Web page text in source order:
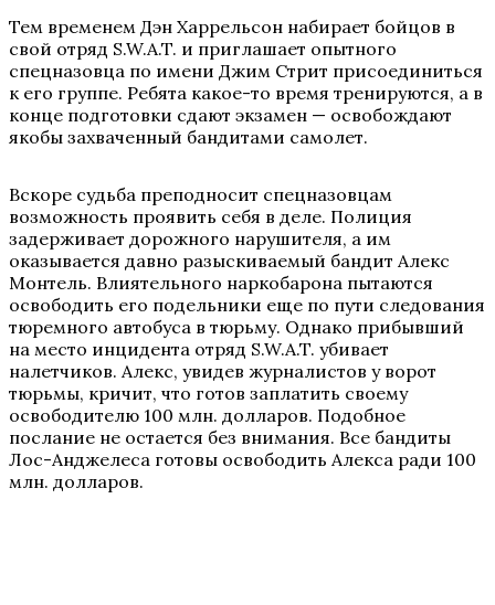
Тем временем Дэн Харрельсон набирает бойцов в
свой отряд S.W.A.T. и приглашает опытного
спецназовца по имени Джим Стрит присоединиться
к его группе. Ребята какое-то время тренируются, а в
конце подготовки сдают экзамен — освобождают
якобы захваченный бандитами самолет.
Вскоре судьба преподносит спецназовцам
возможность проявить себя в деле. Полиция
задерживает дорожного нарушителя, а им
оказывается давно разыскиваемый бандит Алекс
Монтель. Влиятельного наркобарона пытаются
освободить его подельники еще по пути следования
тюремного автобуса в тюрьму. Однако прибывший
на место инцидента отряд S.W.A.T. убивает
налетчиков. Алекс, увидев журналистов у ворот
тюрьмы, кричит, что готов заплатить своему
освободителю 100 млн. долларов. Подобное
послание не остается без внимания. Все бандиты
Лос-Анджелеса готовы освободить Алекса ради 100
млн. долларов.